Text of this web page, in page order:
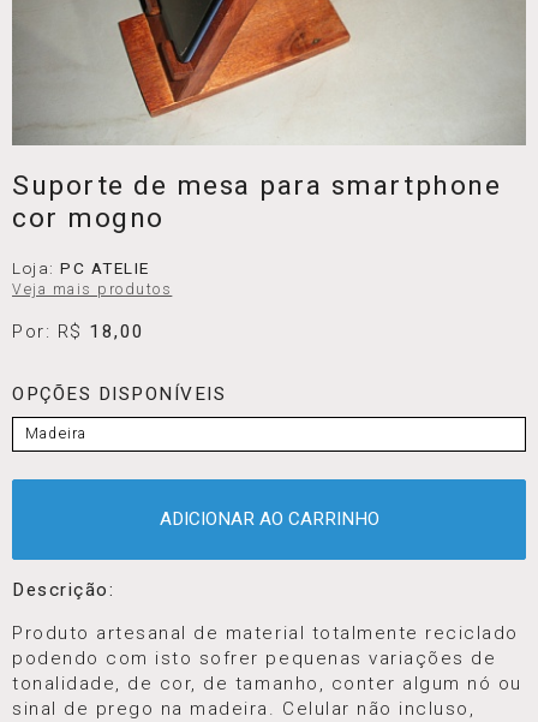
Suporte de mesa para smartphone
cor mogno
Loja:PC ATELIE
Veja mais produtos
Por: R$ 18,00
OPÇÕES DISPONÍVEIS
Madeira
ADICIONAR AO CARRINHO
Descrição:
Produto artesanal de material totalmente reciclado
podendo com isto sofrer pequenas variações de
tonalidade, de cor, de tamanho, conter algum nó ou
sinal de prego na madeira. Celular não incluso,